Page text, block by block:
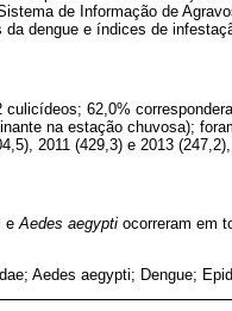
de Informação de
da dengue e índices de
culicídeos; 62,0%
na estação chuvosa);
2011 (429,3) e 2013
eAedes aegypti ocorreram em
Aedes aegypti; Dengue;